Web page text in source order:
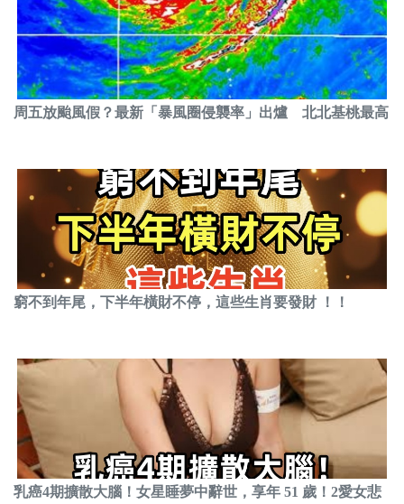
周五放颱風假？最新「暴風圈侵襲率」出爐 北北基桃最高
窮不到年尾，下半年橫財不停，這些生肖要發財 ！！
乳癌4期擴散大腦！女星睡夢中辭世，享年 51 歲！2愛女悲